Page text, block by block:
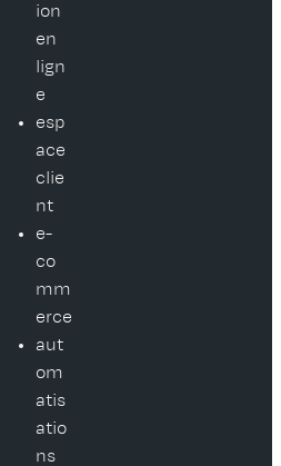
ion
en
lign
e
esp
ace
clie
nt
e-
co
mm
erce
aut
om
atis
atio
ns